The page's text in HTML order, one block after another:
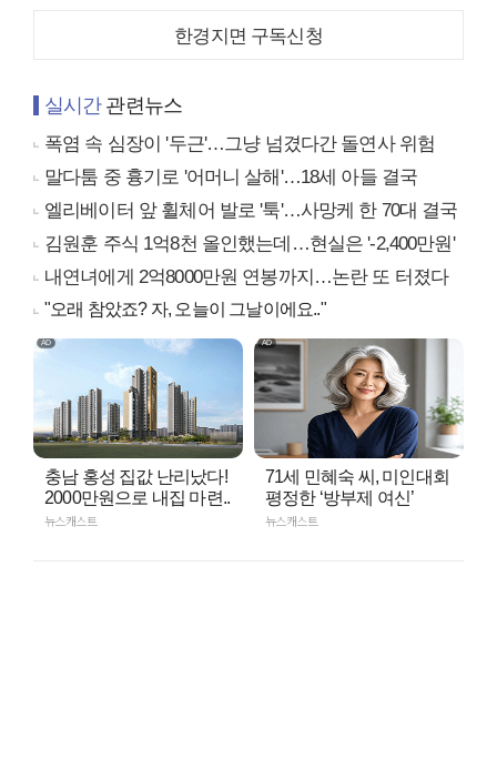
한경지면 구독신청
실시간관련뉴스
폭염 속 심장이 '두근'…그냥 넘겼다간 돌연사 위험
말다툼 중 흉기로 '어머니 살해'…18세 아들 결국
엘리베이터 앞 휠체어 발로 '툭'…사망케 한 70대 결국
김원훈 주식 1억8천 올인했는데…현실은 '-2,400만원'
내연녀에게 2억8000만원 연봉까지…논란 또 터졌다
"오래 참았죠? 자, 오늘이 그날이에요.."
충남 홍성 집값 난리났다!
2000만원으로 내집 마련..
뉴스캐스트
71세 민혜숙 씨, 미인대회
평정한 ‘방부제 여신’
뉴스캐스트